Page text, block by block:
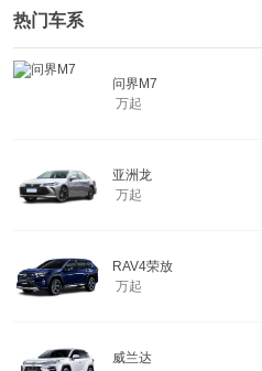
热门车系
问界M7
万起
亚洲龙
万起
RAV4荣放
万起
威兰达